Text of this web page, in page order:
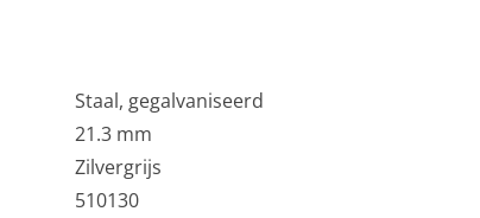
Staal, gegalvaniseerd
21.3 mm
Zilvergrijs
510130